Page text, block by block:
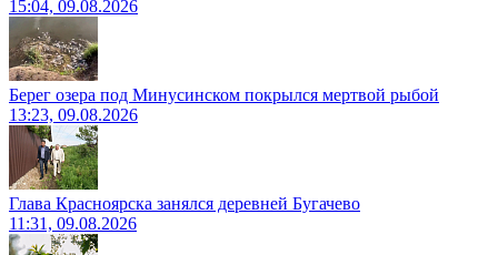
15:04, 09.08.2026
Берег озера под Минусинском покрылся мертвой рыбой
13:23, 09.08.2026
Глава Красноярска занялся деревней Бугачево
11:31, 09.08.2026